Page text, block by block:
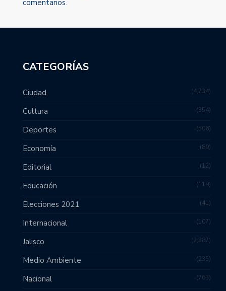
comentarios.
CATEGORÍAS
Ciudad 4,734
Cultura 354
Deportes 506
Economía 89
Editorial 12
Educación 119
Elecciones 2021 41
Internacional 107
Jalisco 2,387
Medio Ambiente 235
Nacional 763